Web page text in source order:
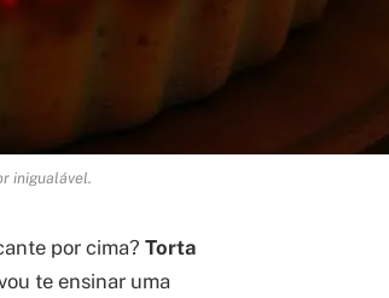
inigualável.
por cima? Torta
te ensinar uma